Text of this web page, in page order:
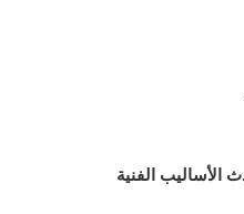
الأساليب الفنية